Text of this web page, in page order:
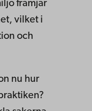
främjar
vilket i
och
nu hur